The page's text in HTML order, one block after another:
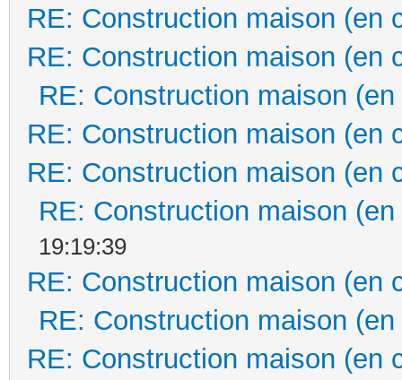
RE: Construction maison (en
RE: Construction maison (en
RE: Construction maison
RE: Construction maison (en
RE: Construction maison (en
RE: Construction maison
19:19:39
RE: Construction maison (en
RE: Construction maison
RE: Construction maison (en